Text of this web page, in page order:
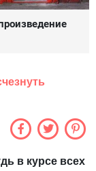
в курсе всех